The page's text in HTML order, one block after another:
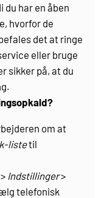
du har en åben
hvorfor de
det at ringe
eller bruge
sikker på, at du
om at
listetil
Indstillinger>
telefonisk